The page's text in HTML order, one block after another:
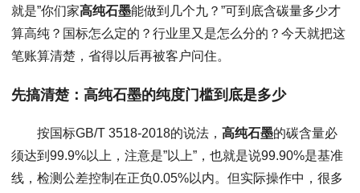
就是”你们家高纯石墨能做到几个九？”可到底含碳量多少才
算高纯？国标怎么定的？行业里又是怎么分的？今天就把这
笔账算清楚，省得以后再被客户问住。
先搞清楚：高纯石墨的纯度门槛到底是多少
按国标GB/T 3518-2018的说法， 高纯石墨的碳含量必
须达到99.9%以上，注意是”以上”，也就是说99.90%是基准
线，检测公差控制在正负0.05%以内。但实际操作中，很多